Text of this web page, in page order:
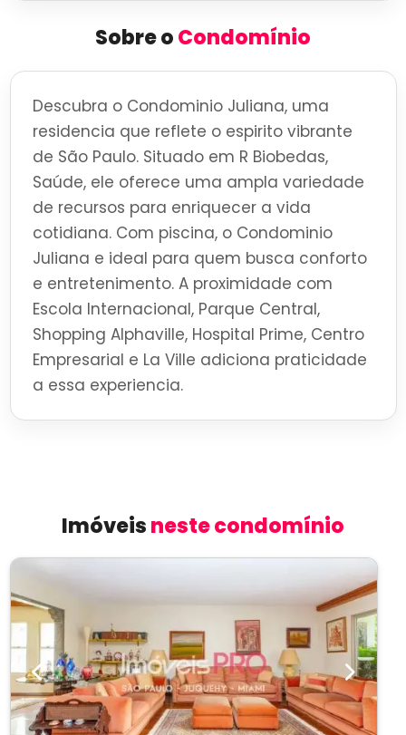
Sobre oCondomínio
Descubra o Condominio Juliana, uma
residencia que reflete o espirito vibrante
de São Paulo. Situado em R Biobedas,
Saúde, ele oferece uma ampla variedade
de recursos para enriquecer a vida
cotidiana. Com piscina, o Condominio
Juliana e ideal para quem busca conforto
e entretenimento. A proximidade com
Escola Internacional, Parque Central,
Shopping Alphaville, Hospital Prime, Centro
Empresarial e La Ville adiciona praticidade
a essa experiencia.
Imóveisneste condomínio
Previous Next